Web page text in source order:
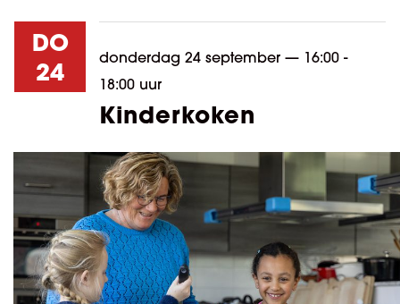
DO
24
donderdag 24 september — 16:00 -
18:00 uur
Kinderkoken